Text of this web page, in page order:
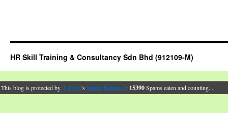
HR Skill Training & Consultancy Sdn Bhd (912109-M)
This blog is protected bydr Dave's Spam Karma 2: 15390Spams eaten and counting...